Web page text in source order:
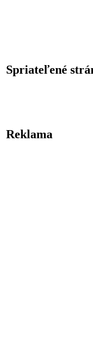
Spriateľené
Reklama